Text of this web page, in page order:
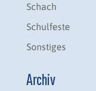
Schach
Schulfeste
Sonstiges
Archiv